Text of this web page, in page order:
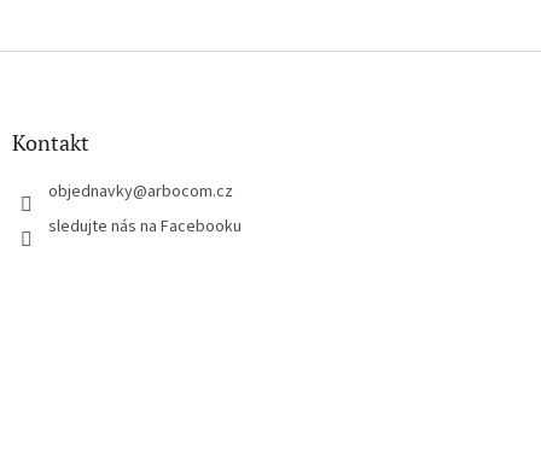
Z
Kontakt
objednavky@arbocom.cz
sledujte nás na Facebooku